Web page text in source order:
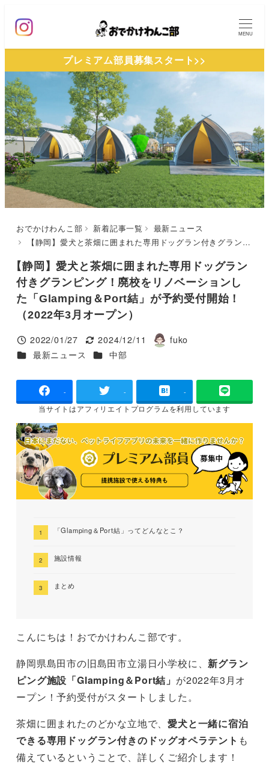
ン
ン
テ
ン
ツ
へ
移
動
MENU
プレミアム部員募集スタート>>
おでかけわんこ部 新着記事一覧
最新ニュース
【静岡】愛犬と茶畑に囲まれた専用ドッグラン付きグランピング！廃校をリノベーションした「Glamping＆Port結」が予約受付開始！（2022年3月オープン）
【静岡】愛犬と茶畑に囲まれた専用ドッグラン
付きグランピング！廃校をリノベーションし
た「Glamping＆Port結」が予約受付開始！
（2022年3月オープン）
投稿日
2022/01/27
更新日
2024/12/11
著
fuko
カテゴリー
最新ニュース カテゴリー
中部
- - -
当サイトはアフィリエイトプログラムを利用しています
「Glamping＆Port結」ってどんなとこ？
施設情報
まとめ
こんにちは！おでかけわんこ部です。
静岡県島田市の旧島田市立湯日小学校に、新グラン
ピング施設「Glamping＆Port結」 が2022年3月オ
ープン！予約受付がスタートしました。
茶畑に囲まれたのどかな立地で、愛犬と一緒に宿泊
できる専用ドッグラン付きのドッグオペラテント も
備えているということで、詳しくご紹介します！